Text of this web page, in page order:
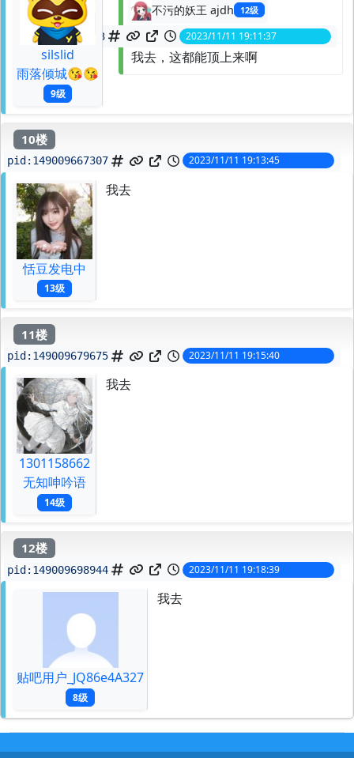
silslid
雨落倾城😘😘
9级
不污的妖王 ajdh 12级
149009653343 2023/11/11 19:11:37
我去，这都能顶上来啊
10楼
pid: 149009667307 2023/11/11 19:13:45
恬豆发电中
13级
我去
11楼
pid: 149009679675 2023/11/11 19:15:40
1301158662
无知呻吟语
14级
我去
12楼
pid: 149009698944 2023/11/11 19:18:39
贴吧用户_JQ86e4A327
8级
我去